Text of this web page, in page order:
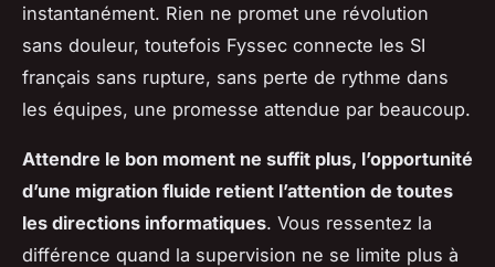
instantanément. Rien ne promet une révolution
sans douleur, toutefois Fyssec connecte les SI
français sans rupture, sans perte de rythme dans
les équipes, une promesse attendue par beaucoup.
Attendre le bon moment ne suffit plus, l’opportunité
d’une migration fluide retient l’attention de toutes
les directions informatiques. Vous ressentez la
différence quand la supervision ne se limite plus à